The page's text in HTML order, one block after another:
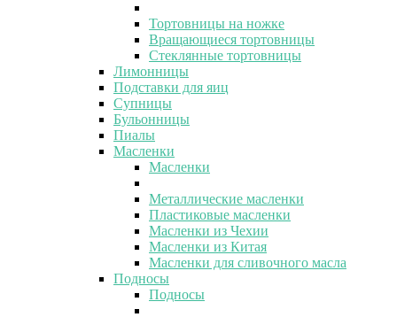
Тортовницы на ножке
Вращающиеся тортовницы
Стеклянные тортовницы
Лимонницы
Подставки для яиц
Супницы
Бульонницы
Пиалы
Масленки
Масленки
Металлические масленки
Пластиковые масленки
Масленки из Чехии
Масленки из Китая
Масленки для сливочного масла
Подносы
Подносы